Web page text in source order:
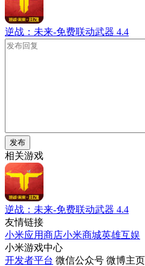
逆战：未来-免费联动武器 4.4
发布
相关游戏
逆战：未来-免费联动武器 4.4
友情链接
小米应用商店小米商城英雄互娱
小米游戏中心
开发者平台 微信公众号 微博主页